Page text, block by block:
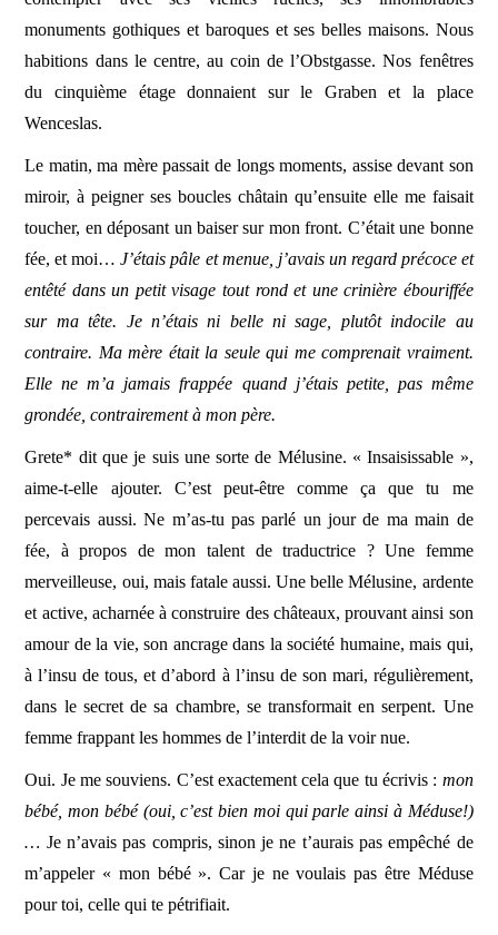
monuments gothiques et baroques et ses belles maisons. Nous
habitions dans le centre, au coin de l’Obstgasse. Nos fenêtres
du cinquième étage donnaient sur le Graben et la place
Wenceslas.
Le matin, ma mère passait de longs moments, assise devant son
miroir, à peigner ses boucles châtain qu’ensuite elle me faisait
toucher, en déposant un baiser sur mon front. C’était une bonne
fée, et moi…J’étais pâle et menue, j’avais un regard précoce et
entêté dans un petit visage tout rond et une crinière ébouriffée
sur ma tête. Je n’étais ni belle ni sage, plutôt indocile au
contraire. Ma mère était la seule qui me comprenait vraiment.
Elle ne m’a jamais frappée quand j’étais petite, pas même
grondée, contrairement à mon père.
Grete* dit que je suis une sorte de Mélusine. « Insaisissable »,
aime-t-elle ajouter. C’est peut-être comme ça que tu me
percevais aussi. Ne m’as-tu pas parlé un jour de ma main de
fée, à propos de mon talent de traductrice ? Une femme
merveilleuse, oui, mais fatale aussi. Une belle Mélusine, ardente
et active, acharnée à construire des châteaux, prouvant ainsi son
amour de la vie, son ancrage dans la société humaine, mais qui,
à l’insu de tous, et d’abord à l’insu de son mari, régulièrement,
dans le secret de sa chambre, se transformait en serpent. Une
femme frappant les hommes de l’interdit de la voir nue.
Oui. Je me souviens. C’est exactement cela que tu écrivis : mon
bébé, mon bébé (oui, c’est bien moi qui parle ainsi à Méduse!)
… Je n’avais pas compris, sinon je ne t’aurais pas empêché de
m’appeler « mon bébé ». Car je ne voulais pas être Méduse
pour toi, celle qui te pétrifiait.